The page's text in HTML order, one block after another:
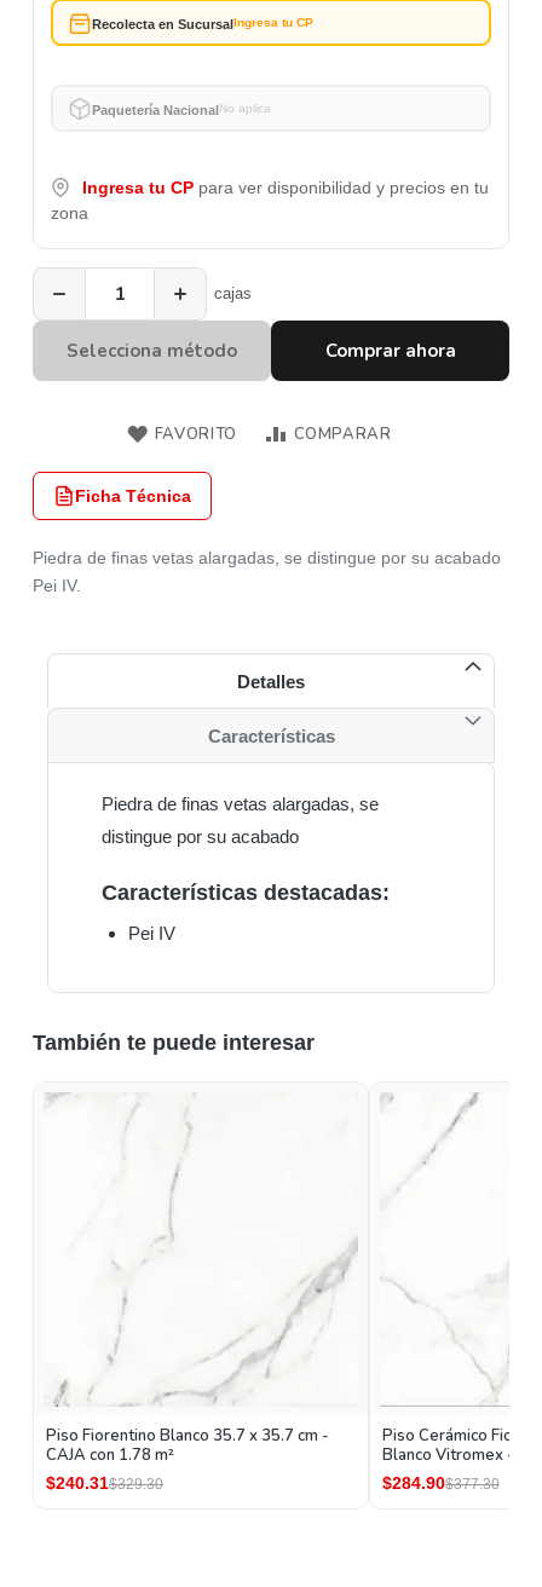
Recolecta en SucursalIngresa tu CP
Paquetería NacionalNo aplica
Ingresa tu CP para ver disponibilidad y precios en tu
zona
− + cajas
Selecciona método Comprar ahora
FAVORITO COMPARAR
Ficha Técnica
Piedra de finas vetas alargadas, se distingue por su acabado
Pei IV.
Detalles
Piedra de finas vetas alargadas, se
distingue por su acabado
Características destacadas:
Pei IV
Características
También te puede interesar
Piso Fiorentino Blanco 35.7 x 35.7 cm -
CAJA con 1.78 m²
$240.31$329.30
Piso Cerámico
Blanco Vitromex -
$284.90$377.30